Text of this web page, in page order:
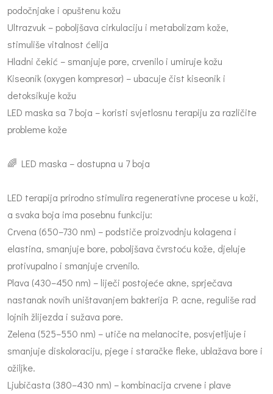
podočnjake i opuštenu kožu
Ultrazvuk – poboljšava cirkulaciju i metabolizam kože,
stimuliše vitalnost ćelija
Hladni čekić – smanjuje pore, crvenilo i umiruje kožu
Kiseonik (oxygen kompresor) – ubacuje čist kiseonik i
detoksikuje kožu
LED maska sa 7 boja – koristi svjetlosnu terapiju za različite
probleme kože
🌈 LED maska – dostupna u 7 boja
LED terapija prirodno stimulira regenerativne procese u koži,
a svaka boja ima posebnu funkciju:
Crvena (650–730 nm) – podstiče proizvodnju kolagena i
elastina, smanjuje bore, poboljšava čvrstoću kože, djeluje
protivupalno i smanjuje crvenilo.
Plava (430–450 nm) – liječi postojeće akne, sprječava
nastanak novih uništavanjem bakterija P. acne, reguliše rad
lojnih žlijezda i sužava pore.
Zelena (525–550 nm) – utiče na melanocite, posvjetljuje i
smanjuje diskoloraciju, pjege i staračke fleke, ublažava bore i
ožiljke.
Ljubičasta (380–430 nm) – kombinacija crvene i plave